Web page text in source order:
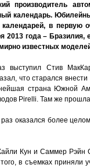
производитель
календарь.
в первую
2013 года –
известных
выступил Стив
что старался
страна Южной
Pirelli. Там же
оказался более
Кун и Саммер
в съемках приняли